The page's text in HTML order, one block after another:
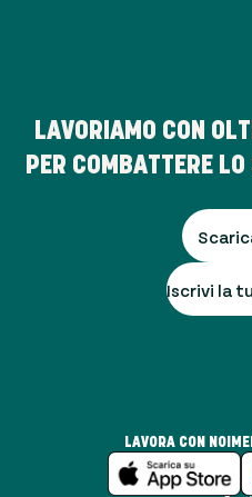
LAVORIAMO CON
PER COMBATTERE
Iscrivi la
LAVORA CON NOI